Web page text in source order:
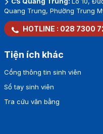
Quang Trung, Phường Trung
HOTLINE : 028 7300
Tiện ích khác
Cổng thông tin sinh viên
Sổ tay sinh viên
Tra cứu văn bằng